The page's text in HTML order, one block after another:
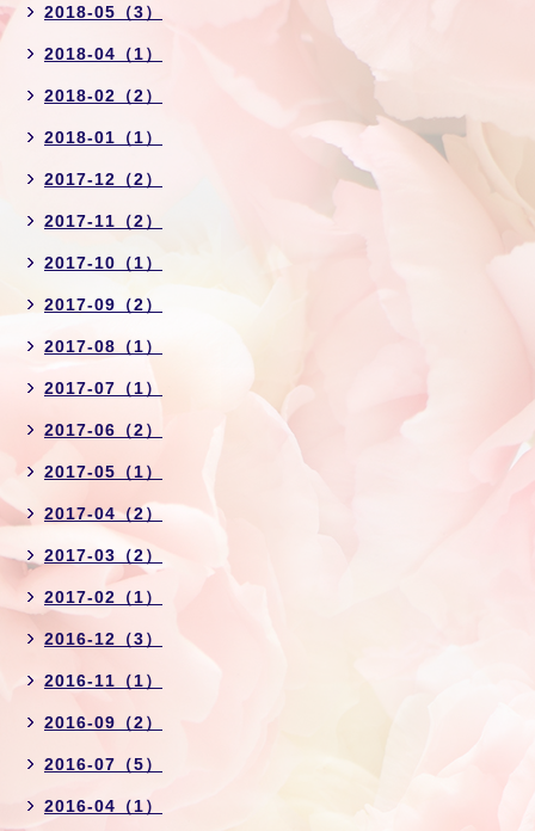
2018-05（3）
2018-04（1）
2018-02（2）
2018-01（1）
2017-12（2）
2017-11（2）
2017-10（1）
2017-09（2）
2017-08（1）
2017-07（1）
2017-06（2）
2017-05（1）
2017-04（2）
2017-03（2）
2017-02（1）
2016-12（3）
2016-11（1）
2016-09（2）
2016-07（5）
2016-04（1）